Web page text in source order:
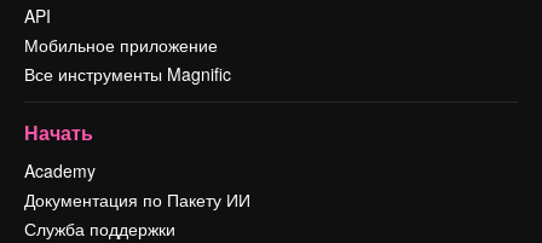
API
Мобильное приложение
Все инструменты Magnific
Начать
Academy
Документация по Пакету ИИ
Служба поддержки